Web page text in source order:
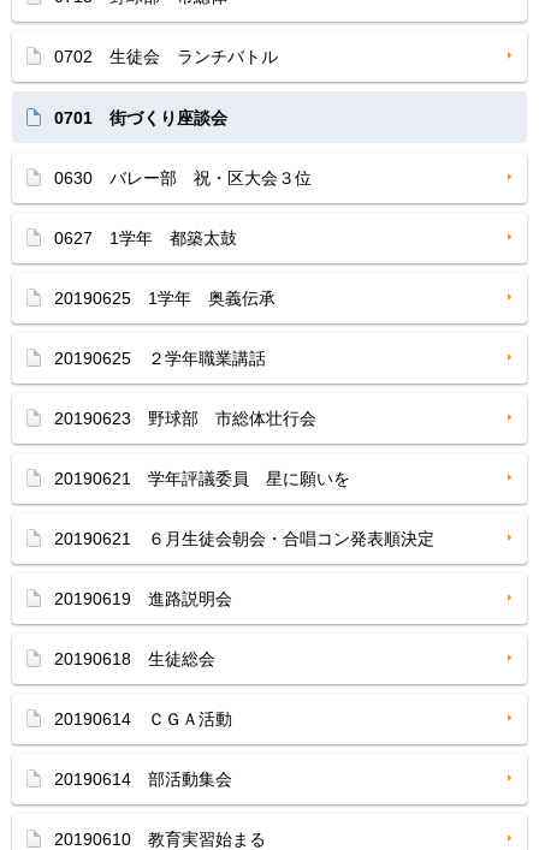
0702 生徒会 ランチバトル
0701 街づくり座談会
0630 バレー部 祝・区大会３位
0627 1学年 都築太鼓
20190625 1学年 奥義伝承
20190625 ２学年職業講話
20190623 野球部 市総体壮行会
20190621 学年評議委員 星に願いを
20190621 ６月生徒会朝会・合唱コン発表順決定
20190619 進路説明会
20190618 生徒総会
20190614 ＣＧＡ活動
20190614 部活動集会
20190610 教育実習始まる